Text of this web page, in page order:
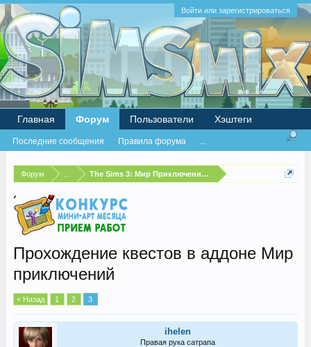
Войти или зарегистрироваться
Форум The Sims 3: Мир Приключений (World Adventures)
Прохождение квестов в аддоне Мир
приключений
< Назад 1 2 3
ihelen
Правая рука сатрапа
Главная Форум
Последние сообщения Правила форума ...
Пользователи Хэштеги